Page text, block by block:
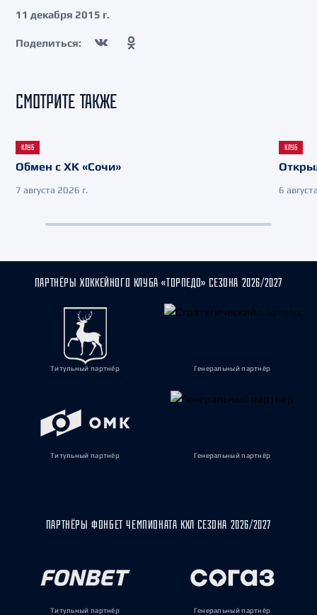
11 декабря 2015 г.
Поделиться:
СМОТРИТЕ ТАКЖЕ
КЛУБ
Обмен с ХК «Сочи»
7 августа 2026 г.
КЛУБ
6
ПАРТНЁРЫ ХОККЕЙНОГО КЛУБА «ТОРПЕДО» СЕЗОНА 2026/2027
Титульный партнёр Генеральный партнёр
Титульный партнёр Генеральный партнёр
ПАРТНЁРЫ ФОНБЕТ ЧЕМПИОНАТА КХЛ СЕЗОНА 2026/2027
Титульный партнёр Генеральный партнёр